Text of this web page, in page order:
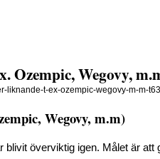
Ozempic, Wegovy,
liknande-t-ex-ozempic-wegovy-m-m-
Wegovy, m.m)
blivit överviktig igen. Målet är